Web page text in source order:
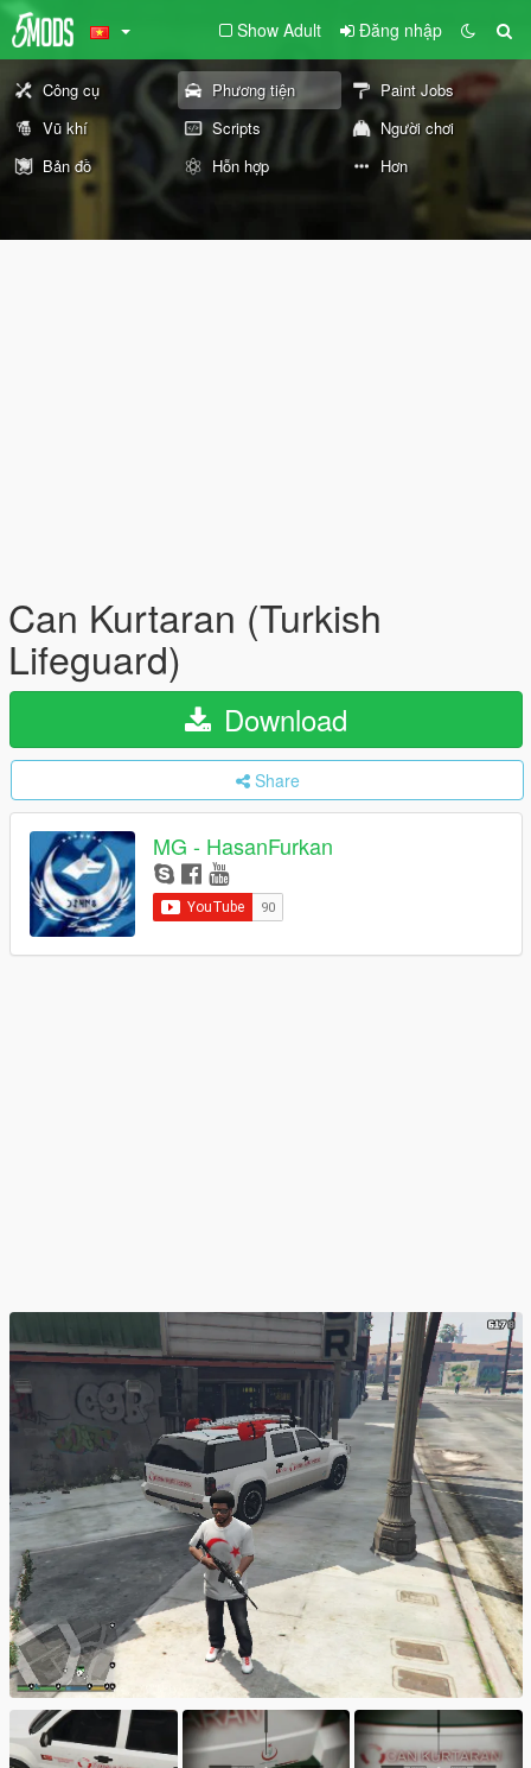
Show Adult Đăng nhập
Công cụ Phương tiện
Paint Jobs
Vũ khí
Scripts
Người chơi
Bản đồ
Hỗn hợp Hơn
Can Kurtaran (Turkish
Lifeguard)
Download
Share
MG - HasanFurkan